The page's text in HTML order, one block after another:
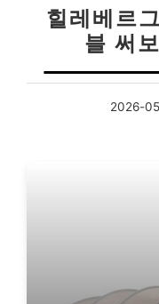
힐레베르
블 써
2026-